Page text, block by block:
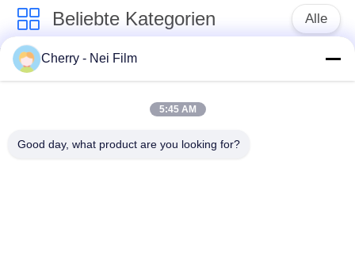
Beliebte Kategorien Alle
bopp thermischer
Mattlaminierungs-
Lamellierender Film
Cherry - Nei Film
5:45 AM
Good day, what product are you looking for?